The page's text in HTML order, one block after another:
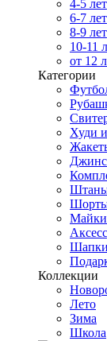
4-5 лет
6-7 лет
8-9 лет
10-11
от 12
Категории
Худи
Коллекции
Лето
Зима
Школа